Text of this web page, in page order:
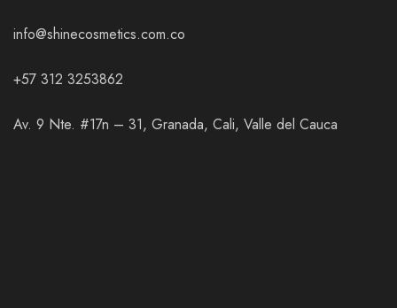
info@shinecosmetics.com.co
+57 312 3253862
Av. 9 Nte. #17n – 31, Granada, Cali, Valle del Cauca